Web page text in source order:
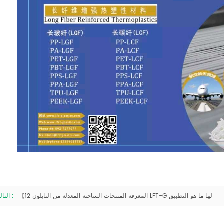
التالى : 【المعرفة المنتجات الساخنة المعدلة من النايلون 12 LFT-G لها ما هو التطبيق